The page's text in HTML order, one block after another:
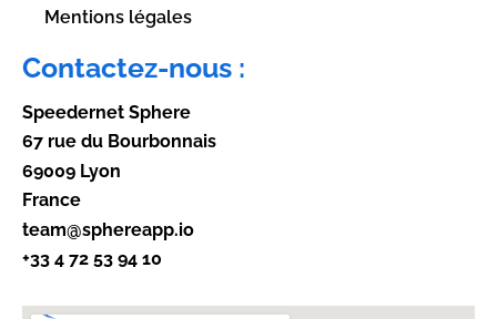
Mentions légales
Contactez-nous :
Speedernet Sphere
67 rue du Bourbonnais
69009 Lyon
France
team@sphereapp.io
+33 4 72 53 94 10